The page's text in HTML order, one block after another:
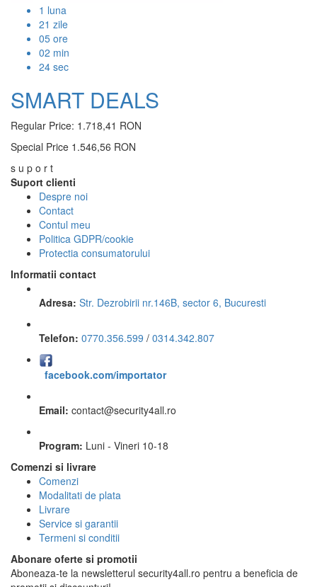
1 luna
21 zile
05 ore
02 min
23 sec
SMART DEALS
Regular Price: 1.718,41 RON
Special Price 1.546,56 RON
s u p o r t
Suport clienti
Despre noi
Contact
Contul meu
Politica GDPR/cookie
Protectia consumatorului
Informatii contact
Adresa: Str. Dezrobirii nr.146B, sector 6, Bucuresti
Telefon: 0770.356.599 / 0314.342.807
facebook.com/importator
Email: contact@security4all.ro
Program: Luni - Vineri 10-18
Comenzi si livrare
Comenzi
Modalitati de plata
Livrare
Service si garantii
Termeni si conditii
Abonare oferte si promotii
Aboneaza-te la newsletterul security4all.ro pentru a beneficia de